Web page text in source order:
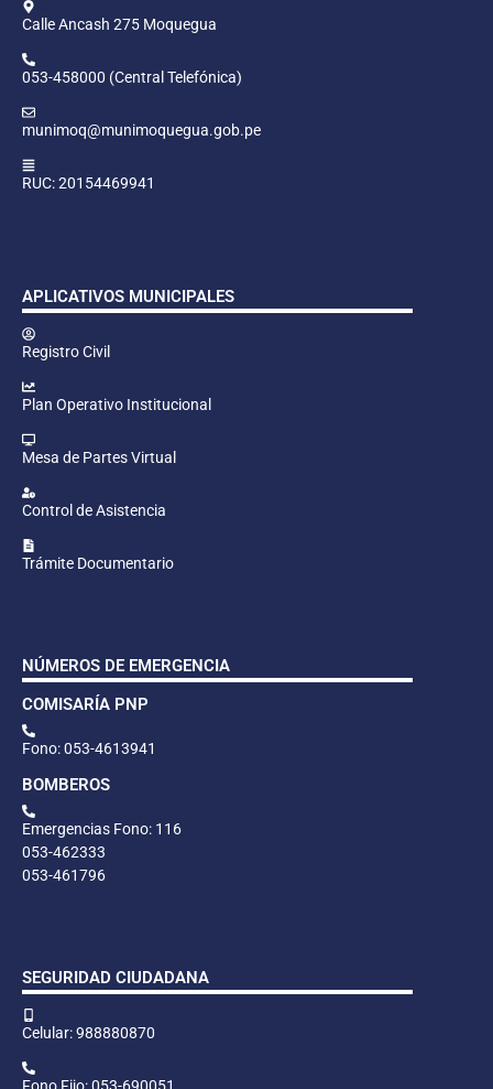
Calle Ancash 275 Moquegua
053-458000 (Central Telefónica)
munimoq@munimoquegua.gob.pe
RUC: 20154469941
APLICATIVOS MUNICIPALES
Registro Civil
Plan Operativo Institucional
Mesa de Partes Virtual
Control de Asistencia
Trámite Documentario
NÚMEROS DE EMERGENCIA
COMISARÍA PNP
Fono: 053-4613941
BOMBEROS
Emergencias Fono: 116
053-462333
053-461796
SEGURIDAD CIUDADANA
Celular: 988880870
Fono Fijo: 053-690051